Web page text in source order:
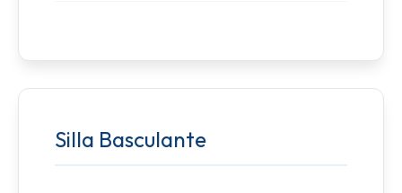
Silla Basculante